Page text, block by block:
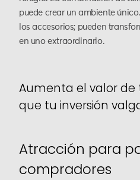
puede crear un ambiente
los accesorios; pueden
en uno extraordinario.
Aumenta el valor de
que tu inversión
Atracción para
compradores